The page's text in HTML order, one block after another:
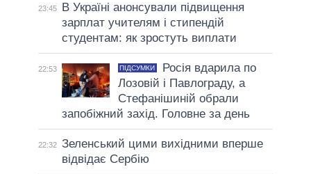
23:45
В Україні анонсували підвищення
зарплат учителям і стипендій
студентам: як зростуть виплати
22:53 ПІДСУМКИ
Росія вдарила по
Лозовій і Павлограду, а
Стефанішиній обрали
запобіжний захід. Головне за день
22:32 Зеленський цими вихідними вперше
відвідає Сербію